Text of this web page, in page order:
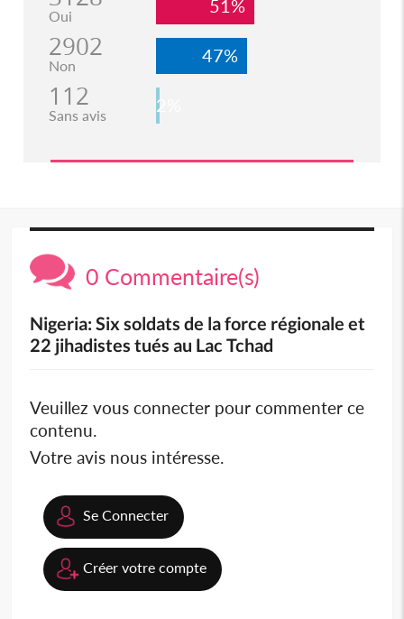
Oui 51%
2902
Non 47%
112
Sans avis 2%
0 Commentaire(s)
Nigeria: Six soldats de la force régionale et
22 jihadistes tués au Lac Tchad
Veuillez vous connecter pour commenter ce
contenu.
Votre avis nous intéresse.
Se Connecter
Créer votre compte